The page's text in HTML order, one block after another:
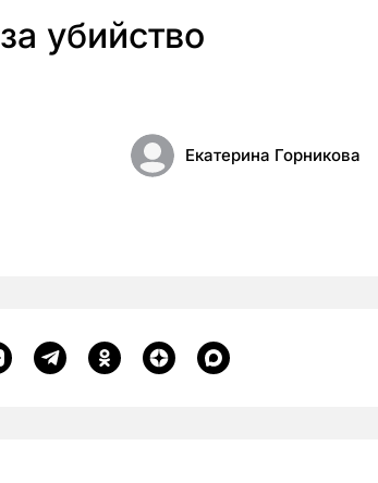
убийство
Екатерина Горникова